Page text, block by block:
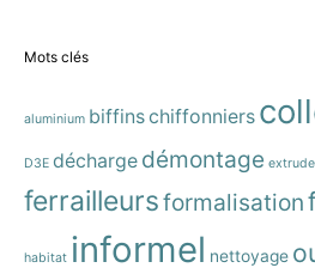
Mots clés
aluminium biffinschiffonniers
D3E décharge démontage
ferrailleursformalisation
habitat informel nettoyage